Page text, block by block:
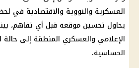
العسكرية والنووية والاقتصادية في
يحاول تحسين موقعه قبل أي تفاهم،
الإعلامي والعسكري المنطقة إلى حالة
الحساسية.